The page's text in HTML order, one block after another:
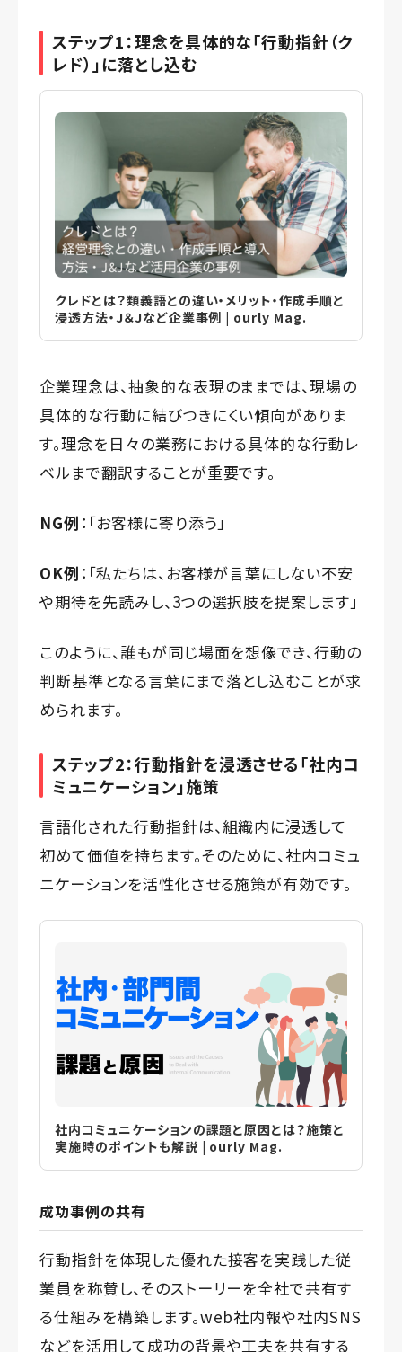
ステップ1：理念を具体的な「行動指針（ク
レド）」に落とし込む
クレドとは？類義語との違い・メリット・作成手順と
浸透方法・J＆Jなど企業事例 | ourly Mag.
企業理念は、抽象的な表現のままでは、現場の
具体的な行動に結びつきにくい傾向がありま
す。理念を日々の業務における具体的な行動レ
ベルまで翻訳することが重要です。
NG例 ：「お客様に寄り添う」
OK例 ：「私たちは、お客様が言葉にしない不安
や期待を先読みし、3つの選択肢を提案します」
このように、誰もが同じ場面を想像でき、行動の
判断基準となる言葉にまで落とし込むことが求
められます。
ステップ2：行動指針を浸透させる「社内コ
ミュニケーション」施策
言語化された行動指針は、組織内に浸透して
初めて価値を持ちます。そのために、社内コミュ
ニケーションを活性化させる施策が有効です。
社内コミュニケーションの課題と原因とは？施策と
実施時のポイントも解説 | ourly Mag.
成功事例の共有
行動指針を体現した優れた接客を実践した従
業員を称賛し、そのストーリーを全社で共有す
る仕組みを構築します。web社内報や社内SNS
などを活用して成功の背景や工夫を共有する